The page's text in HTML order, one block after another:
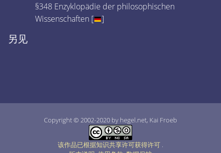
§348 Enzyklopädie der philosophischen
Wissenschaften [
]
另见
Copyright © 2002-2020 by hegel.net, Kai Froeb
该作品已根据知识共享许可获得许可 .